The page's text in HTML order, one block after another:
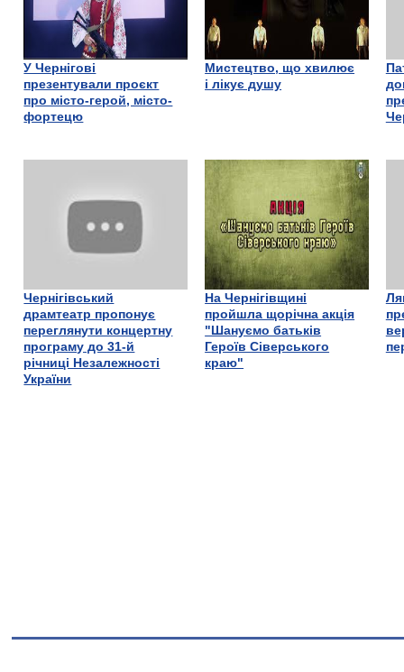
У Чернігові
презентували проєкт
про місто-герой, місто-
фортецю
Мистецтво, що хвилює
і лікує душу
Чернігівський
драмтеатр пропонує
переглянути концертну
програму до 31-й
річниці Незалежності
України
На Чернігівщині
пройшла щорічна акція
"Шануємо батьків
Героїв Сіверського
краю"